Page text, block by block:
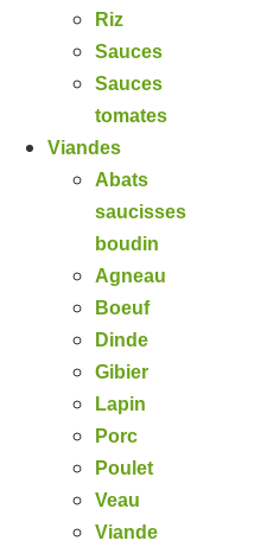
Riz
Sauces
Sauces
tomates
Viandes
Abats
saucisses
boudin
Agneau
Boeuf
Dinde
Gibier
Lapin
Porc
Poulet
Veau
Viande